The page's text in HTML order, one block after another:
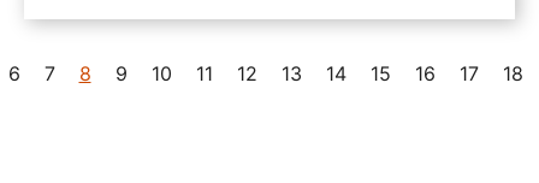
6 7 8 9 10 11 12 13 14 15 16 17 18